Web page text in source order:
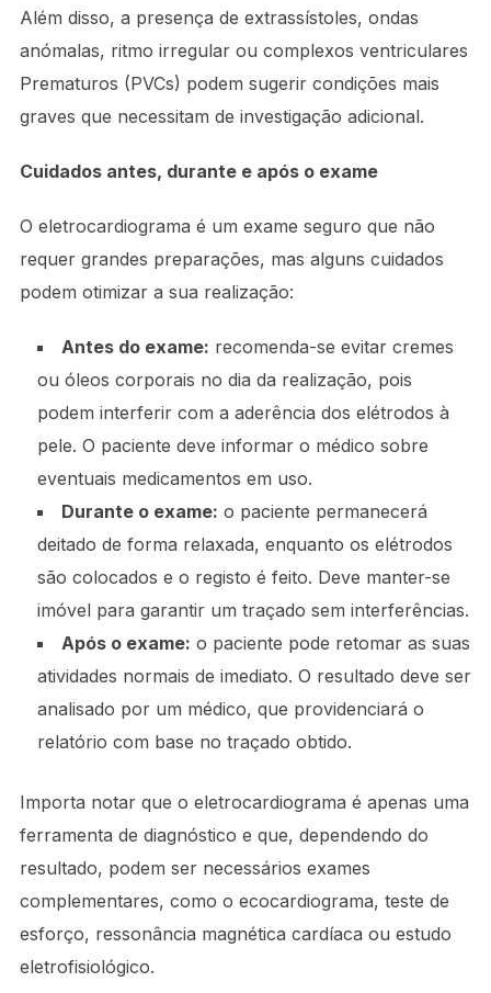
Além disso, a presença de extrassístoles, ondas
anómalas, ritmo irregular ou complexos ventriculares
Prematuros (PVCs) podem sugerir condições mais
graves que necessitam de investigação adicional.
Cuidados antes, durante e após o exame
O eletrocardiograma é um exame seguro que não
requer grandes preparações, mas alguns cuidados
podem otimizar a sua realização:
Antes do exame: recomenda-se evitar cremes
ou óleos corporais no dia da realização, pois
podem interferir com a aderência dos elétrodos à
pele. O paciente deve informar o médico sobre
eventuais medicamentos em uso.
Durante o exame: o paciente permanecerá
deitado de forma relaxada, enquanto os elétrodos
são colocados e o registo é feito. Deve manter-se
imóvel para garantir um traçado sem interferências.
Após o exame: o paciente pode retomar as suas
atividades normais de imediato. O resultado deve ser
analisado por um médico, que providenciará o
relatório com base no traçado obtido.
Importa notar que o eletrocardiograma é apenas uma
ferramenta de diagnóstico e que, dependendo do
resultado, podem ser necessários exames
complementares, como o ecocardiograma, teste de
esforço, ressonância magnética cardíaca ou estudo
eletrofisiológico.